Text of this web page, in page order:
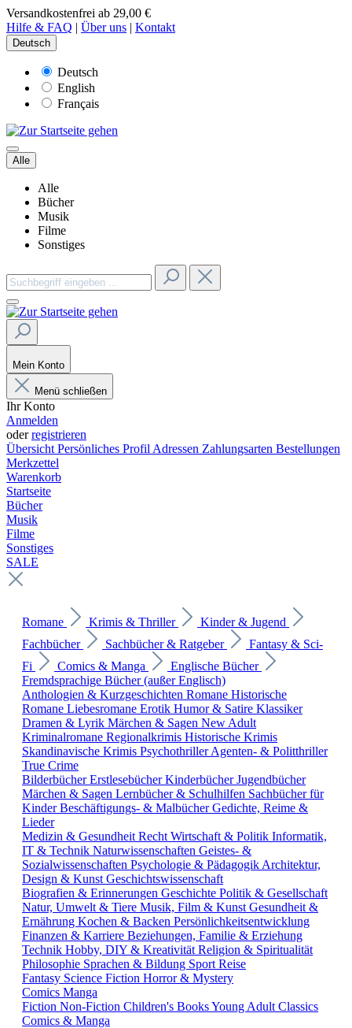
Versandkostenfrei ab 29,00 €
Hilfe & FAQ | Über uns | Kontakt
Deutsch
Deutsch
English
Français
Alle
Alle
Bücher
Musik
Filme
Sonstiges
Mein Konto
Menü schließen
Ihr Konto
Anmelden
oderregistrieren
Übersicht Persönliches Profil Adressen Zahlungsarten Bestellungen
Merkzettel
Warenkorb
Startseite
Bücher
Musik
Filme
Sonstiges
SALE
Romane Krimis & Thriller
Kinder & Jugend
Fachbücher
Sachbücher & Ratgeber
Fantasy & Sci-
Fi
Comics & Manga
Englische Bücher
Fremdsprachige Bücher (außer Englisch)
Anthologien & Kurzgeschichten Romane Historische
Romane Liebesromane Erotik Humor & Satire Klassiker
Dramen & Lyrik Märchen & Sagen New Adult
Kriminalromane Regionalkrimis Historische Krimis
Skandinavische Krimis PsychothrillerAgenten- & Politthriller
True Crime
BilderbücherErstlesebücherKinderbücherJugendbücher
Märchen & Sagen Lernbücher & Schulhilfen Sachbücher für
KinderBeschäftigungs- & MalbücherGedichte, Reime &
Lieder
Medizin & Gesundheit Recht Wirtschaft & Politik Informatik,
IT & Technik Naturwissenschaften Geistes- &
Sozialwissenschaften Psychologie & Pädagogik Architektur,
Design & Kunst Geschichtswissenschaft
Biografien & Erinnerungen Geschichte Politik & Gesellschaft
Natur, Umwelt & Tiere Musik, Film & Kunst Gesundheit &
Ernährung Kochen & Backen Persönlichkeitsentwicklung
Finanzen & Karriere Beziehungen, Familie & Erziehung
Technik Hobby, DIY & Kreativität Religion & Spiritualität
Philosophie Sprachen & Bildung Sport Reise
Fantasy Science Fiction Horror & Mystery
Comics Manga
Fiction Non-Fiction Children's BooksYoung Adult Classics
Comics & Manga